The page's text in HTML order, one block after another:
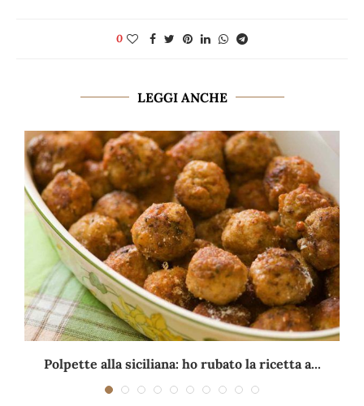
0
LEGGI ANCHE
Polpette alla siciliana: ho rubato la ricetta a...